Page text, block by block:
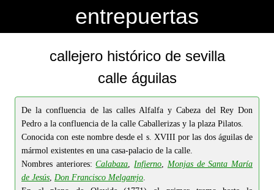
entrepuertas
callejero histórico de sevilla
calle águilas
De la confluencia de las calles Alfalfa y Cabeza del Rey Don
Pedro a la confluencia de la calle Caballerizas y la plaza Pilatos.
Conocida con este nombre desde el s. XVIII por las dos águilas de
mármol existentes en una casa-palacio de la calle.
Nombres anteriores:Calabaza,Infierno, Monjas de Santa María
de Jesús, Don Francisco Melgarejo.